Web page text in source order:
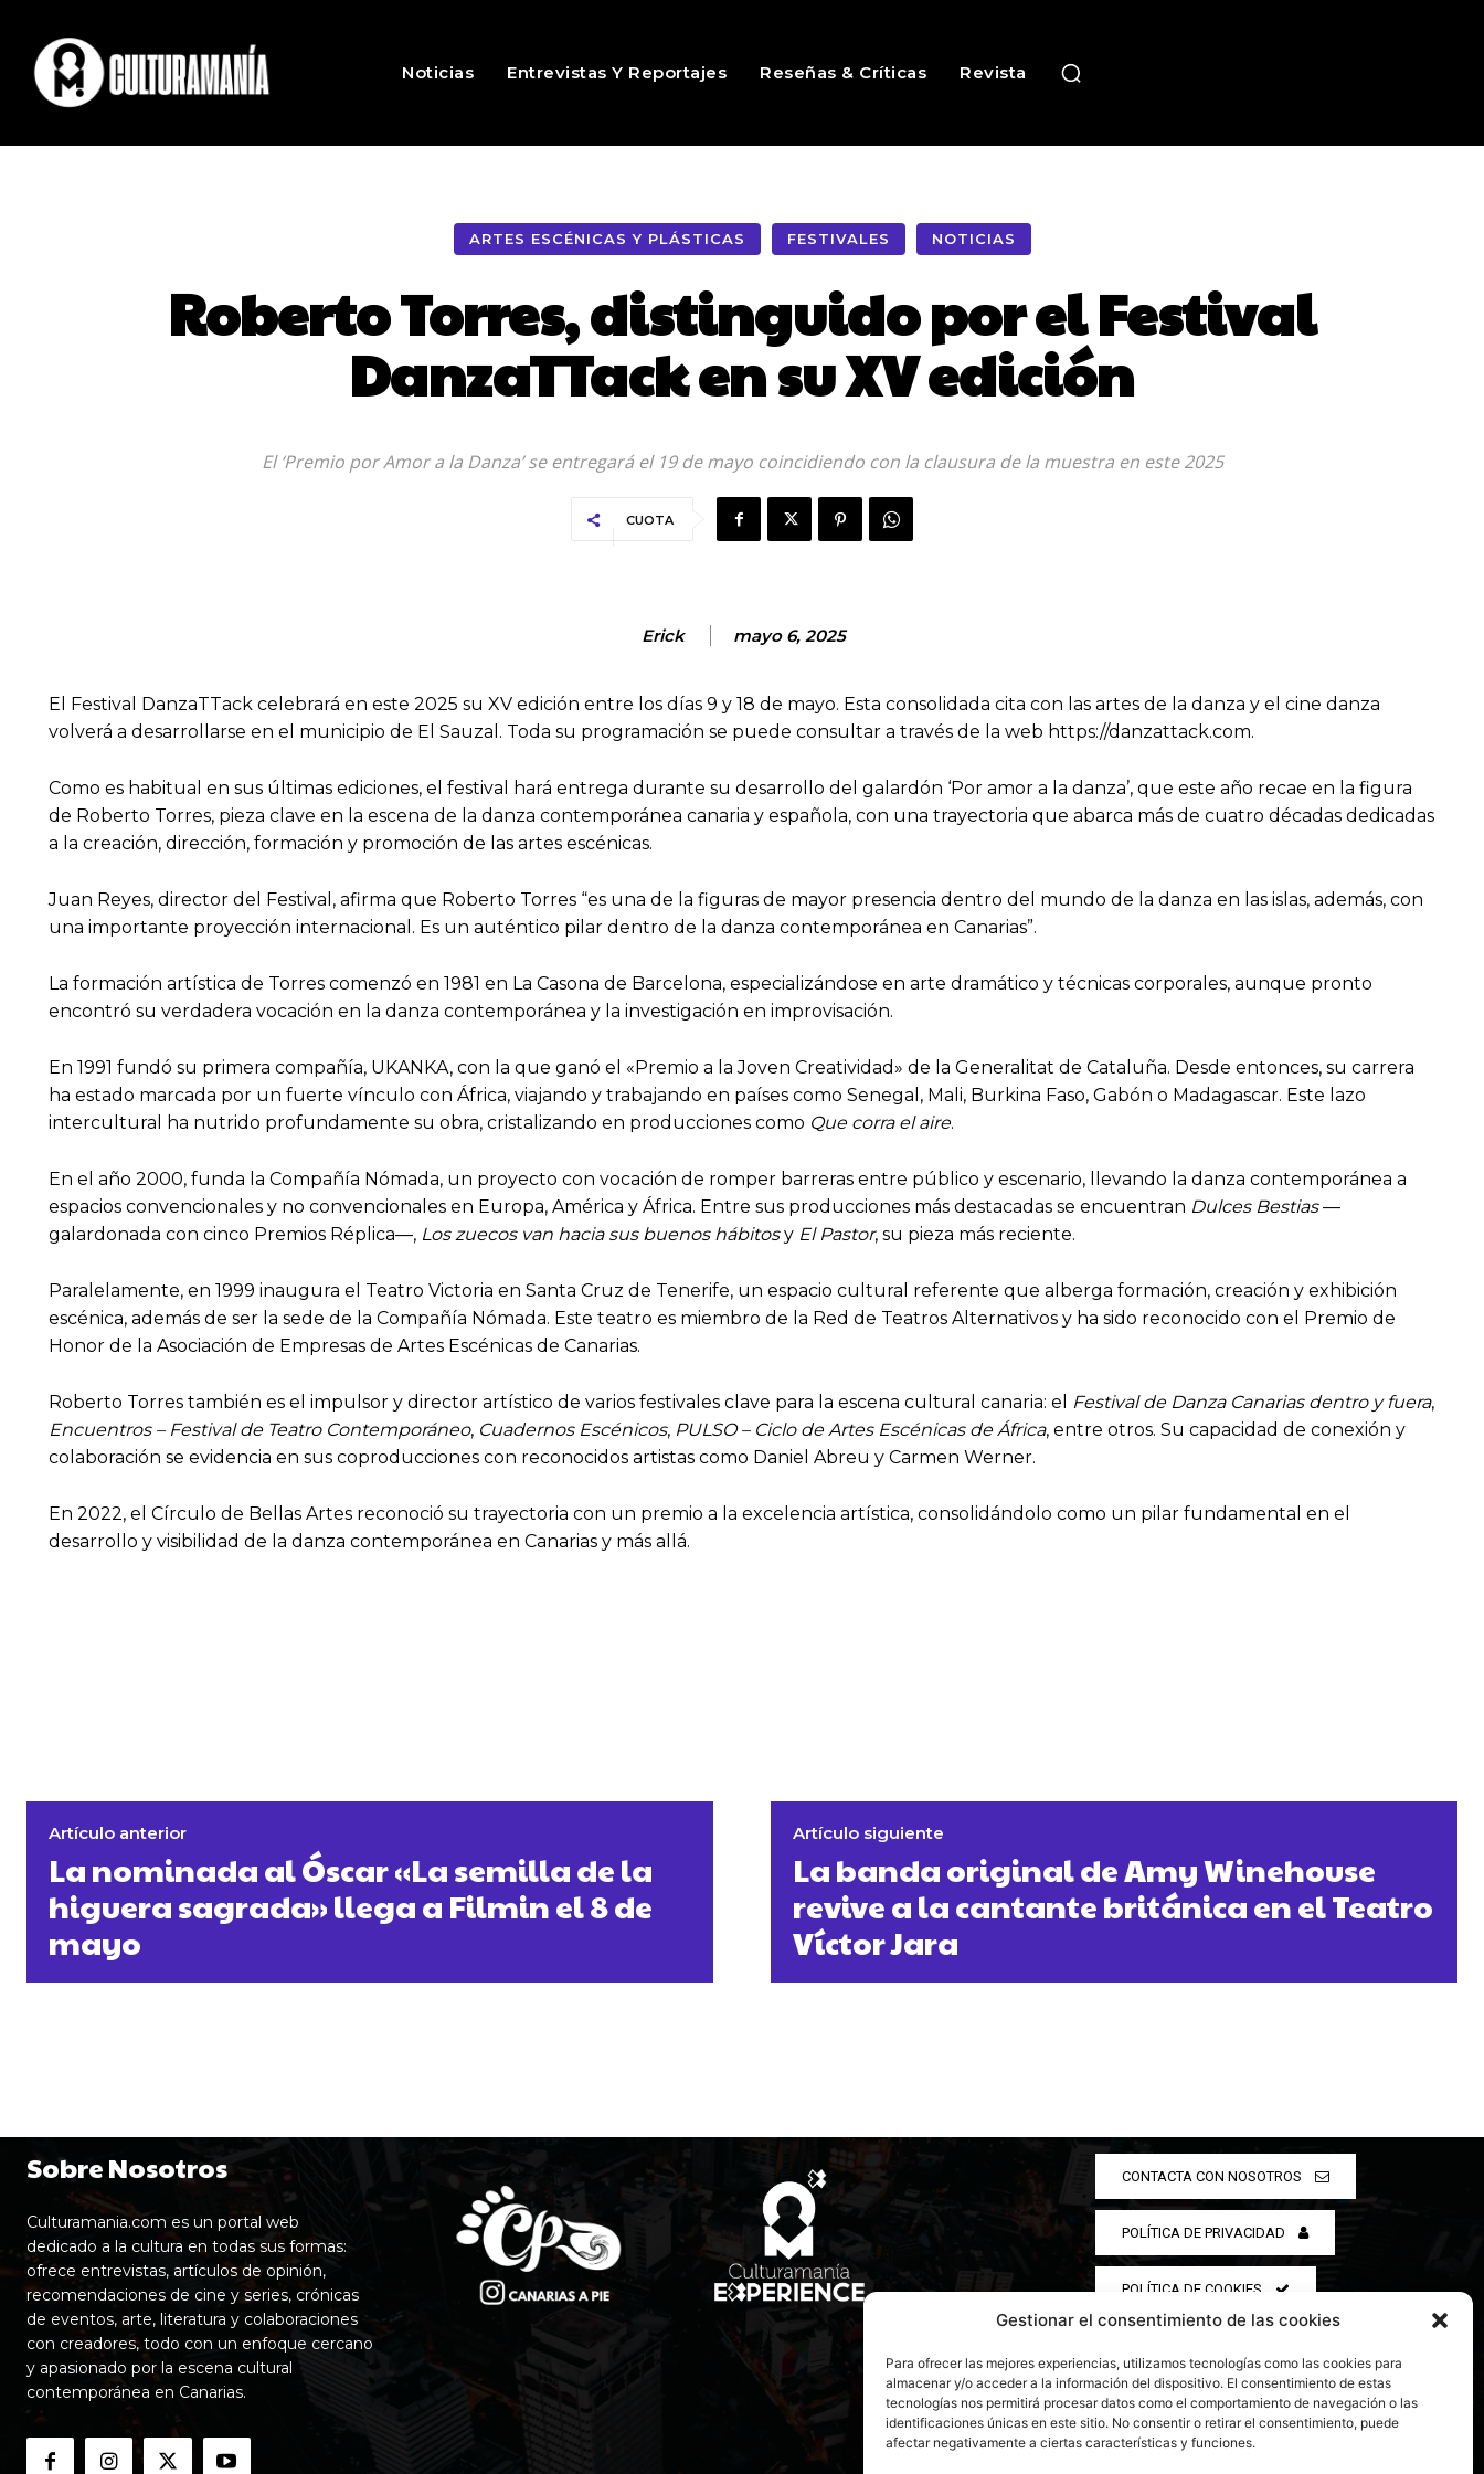
Gestionar el consentimiento de las cookies
Para ofrecer las mejores experiencias, utilizamos tecnologías como las cookies para
almacenar y/o acceder a la información del dispositivo. El consentimiento de estas
tecnologías nos permitirá procesar datos como el comportamiento de navegación o las
identificaciones únicas en este sitio. No consentir o retirar el consentimiento, puede
afectar negativamente a ciertas características y funciones.
Noticias Entrevistas Y Reportajes Reseñas & Críticas Revista
ARTES ESCÉNICAS Y PLÁSTICAS FESTIVALES NOTICIAS
Roberto Torres, distinguido por el Festival
DanzaTTack en su XV edición
El ‘Premio por Amor a la Danza’ se entregará el 19 de mayo coincidiendo con la clausura de la muestra en este 2025
CUOTA
Erick mayo 6, 2025
El Festival DanzaTTack celebrará en este 2025 su XV edición entre los días 9 y 18 de mayo. Esta consolidada cita con las artes de la danza y el cine danza
volverá a desarrollarse en el municipio de El Sauzal. Toda su programación se puede consultar a través de la web https://danzattack.com.
Como es habitual en sus últimas ediciones, el festival hará entrega durante su desarrollo del galardón ‘Por amor a la danza’, que este año recae en la figura
de Roberto Torres, pieza clave en la escena de la danza contemporánea canaria y española, con una trayectoria que abarca más de cuatro décadas dedicadas
a la creación, dirección, formación y promoción de las artes escénicas.
Juan Reyes, director del Festival, afirma que Roberto Torres “es una de la figuras de mayor presencia dentro del mundo de la danza en las islas, además, con
una importante proyección internacional. Es un auténtico pilar dentro de la danza contemporánea en Canarias”.
La formación artística de Torres comenzó en 1981 en La Casona de Barcelona, especializándose en arte dramático y técnicas corporales, aunque pronto
encontró su verdadera vocación en la danza contemporánea y la investigación en improvisación.
En 1991 fundó su primera compañía, UKANKA, con la que ganó el «Premio a la Joven Creatividad» de la Generalitat de Cataluña. Desde entonces, su carrera
ha estado marcada por un fuerte vínculo con África, viajando y trabajando en países como Senegal, Mali, Burkina Faso, Gabón o Madagascar. Este lazo
intercultural ha nutrido profundamente su obra, cristalizando en producciones como Que corra el aire.
En el año 2000, funda la Compañía Nómada, un proyecto con vocación de romper barreras entre público y escenario, llevando la danza contemporánea a
espacios convencionales y no convencionales en Europa, América y África. Entre sus producciones más destacadas se encuentran Dulces Bestias—
galardonada con cinco Premios Réplica—, Los zuecos van hacia sus buenos hábitosy El Pastor, su pieza más reciente.
Paralelamente, en 1999 inaugura el Teatro Victoria en Santa Cruz de Tenerife, un espacio cultural referente que alberga formación, creación y exhibición
escénica, además de ser la sede de la Compañía Nómada. Este teatro es miembro de la Red de Teatros Alternativos y ha sido reconocido con el Premio de
Honor de la Asociación de Empresas de Artes Escénicas de Canarias.
Roberto Torres también es el impulsor y director artístico de varios festivales clave para la escena cultural canaria: el Festival de Danza Canarias dentro y fuera,
Encuentros – Festival de Teatro Contemporáneo, Cuadernos Escénicos, PULSO – Ciclo de Artes Escénicas de África, entre otros. Su capacidad de conexión y
colaboración se evidencia en sus coproducciones con reconocidos artistas como Daniel Abreu y Carmen Werner.
En 2022, el Círculo de Bellas Artes reconoció su trayectoria con un premio a la excelencia artística, consolidándolo como un pilar fundamental en el
desarrollo y visibilidad de la danza contemporánea en Canarias y más allá.
Artículo anterior
La nominada al Óscar «La semilla de la
higuera sagrada» llega a Filmin el 8 de
mayo
Artículo siguiente
La banda original de Amy Winehouse
revive a la cantante británica en el Teatro
Víctor Jara
Sobre Nosotros
Culturamania.com es un portal web
dedicado a la cultura en todas sus formas:
ofrece entrevistas, artículos de opinión,
recomendaciones de cine y series, crónicas
de eventos, arte, literatura y colaboraciones
con creadores, todo con un enfoque cercano
y apasionado por la escena cultural
contemporánea en Canarias.
CONTACTA CON NOSOTROS
POLÍTICA DE PRIVACIDAD
POLÍTICA DE COOKIES